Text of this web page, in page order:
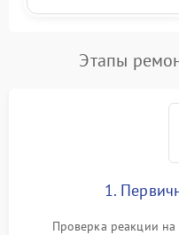
Этапы
1.
Проверка реакции